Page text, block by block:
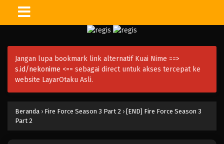
Jangan lupa bookmark link alternatif Kuai Nime ==>
s.id/nekonime <== sebagai direct untuk akses tercepat ke
website LayarOtaku Asli.
Beranda › Fire Force Season 3 Part 2 › [END] Fire Force Season 3
Part 2